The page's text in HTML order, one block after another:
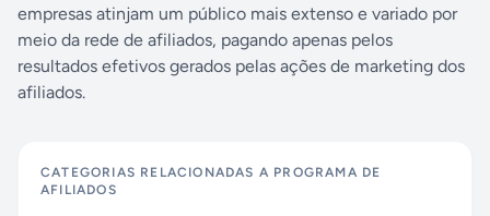
empresas atinjam um público mais extenso e variado por
meio da rede de afiliados, pagando apenas pelos
resultados efetivos gerados pelas ações de marketing dos
afiliados.
CATEGORIAS RELACIONADAS A PROGRAMA DE
AFILIADOS